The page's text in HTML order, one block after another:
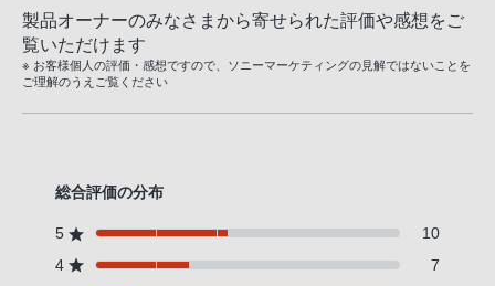
製品オーナーのみなさまから寄せられた評価や感想をご
覧いただけます
※ お客様個人の評価・感想ですので、ソニーマーケティングの見解ではないことを
ご理解のうえご覧ください
総合評価の分布
5
10
4
7